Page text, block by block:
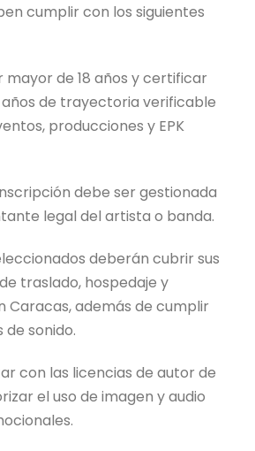
cumplir con los siguientes
mayor de 18 años y certificar
de trayectoria verificable
producciones y EPK
debe ser gestionada
legal del artista o banda.
deberán cubrir sus
traslado, hospedaje y
Caracas, además de cumplir
sonido.
con las licencias de autor de
el uso de imagen y audio